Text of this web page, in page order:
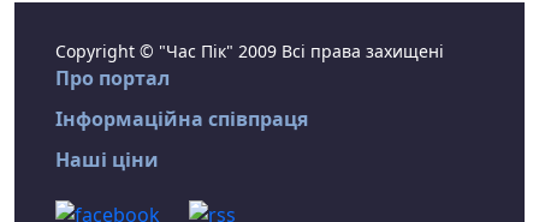
Copyright © "Час Пік" 2009 Всі права захищені
Про портал
Інформаційна співпраця
Наші ціни